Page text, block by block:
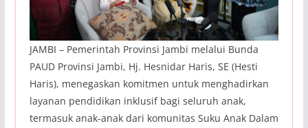
JAMBI – Pemerintah Provinsi Jambi melalui Bunda
PAUD Provinsi Jambi, Hj. Hesnidar Haris, SE (Hesti
Haris), menegaskan komitmen untuk menghadirkan
layanan pendidikan inklusif bagi seluruh anak,
termasuk anak-anak dari komunitas Suku Anak Dalam